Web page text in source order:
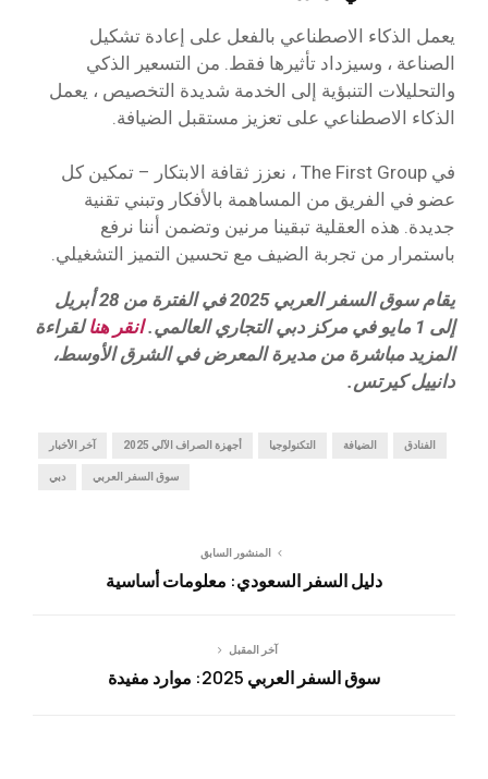
يعمل الذكاء الاصطناعي بالفعل على إعادة تشكيل
الصناعة ، وسيزداد تأثيرها فقط. من التسعير الذكي
والتحليلات التنبؤية إلى الخدمة شديدة التخصيص ، يعمل
الذكاء الاصطناعي على تعزيز مستقبل الضيافة.
في The First Group ، نعزز ثقافة الابتكار – تمكين كل
عضو في الفريق من المساهمة بالأفكار وتبني تقنية
جديدة. هذه العقلية تبقينا مرنين وتضمن أننا نرفع
باستمرار من تجربة الضيف مع تحسين التميز التشغيلي.
يقام سوق السفر العربي 2025 في الفترة من 28 أبريل
إلى 1 مايو في مركز دبي التجاري العالمي.
انقر هنالقراءة
المزيد مباشرة من مديرة المعرض في الشرق الأوسط،
دانييل كيرتس.
آخر الأخبار أجهزة الصراف الآلي 2025 التكنولوجيا الضيافة الفنادق
دبي سوق السفر العربي
المنشور السابق
دليل السفر السعودي: معلومات أساسية
آخر المقبل
سوق السفر العربي 2025: موارد مفيدة